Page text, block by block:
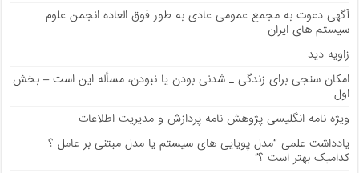
آگهی دعوت به مجمع عمومی عادی به طور فوق العاده انجمن علوم
سیستم های ایران
زاویه دید
امکان سنجی برای زندگی _ شدنی بودن یا نبودن، مسأله این است – بخش
اول
ویژه نامه انگلیسی پژوهش نامه پردازش و مدیریت اطلاعات
يادداشت علمی “مدل پویایی های سیستم یا مدل مبتنی بر عامل ؟
کدامیک بهتر است ؟”